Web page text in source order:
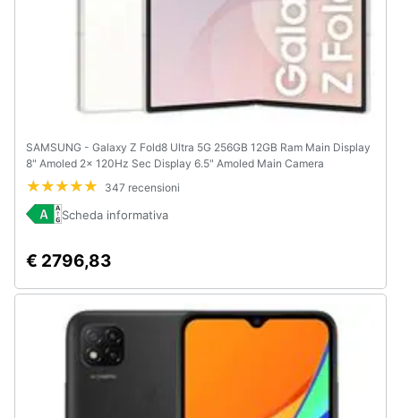
SAMSUNG - Galaxy Z Fold8 Ultra 5G 256GB 12GB Ram Main Display
8" Amoled 2x 120Hz Sec Display 6.5" Amoled Main Camera
200+20+10MP Selfie 10MP DualSim (1 nano+eSim) Android
Sanapdragon 8 Elite Gen5 5000mAh Cream
347 recensioni
Scheda informativa
€ 2796,83